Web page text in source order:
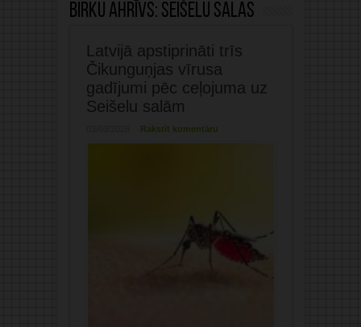
Birku ahrīvs: Seišelu salas
Latvijā apstiprināti trīs
Čikunguņjas vīrusa
gadījumi pēc ceļojuma uz
Seišelu salām
Rakstīt komentāru